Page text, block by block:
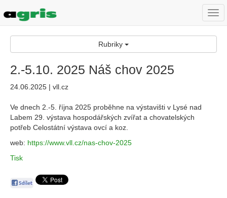
Rubriky
2.-5.10. 2025 Náš chov 2025
24.06.2025 | vll.cz
Ve dnech 2.-5. října 2025 proběhne na výstavišti v Lysé nad
Labem 29. výstava hospodářských zvířat a chovatelských
potřeb Celostátní výstava ovcí a koz.
web: https://www.vll.cz/nas-chov-2025
Tisk